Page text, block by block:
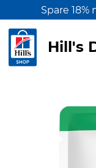
Spare 18%
Hill's